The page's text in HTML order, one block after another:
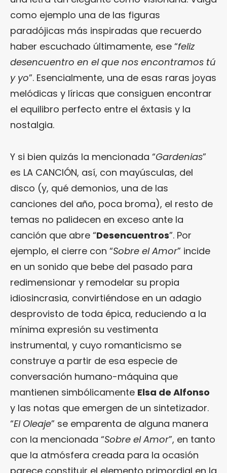
como ejemplo una de las figuras
paradójicas más inspiradas que recuerdo
haber escuchado últimamente, ese “feliz
desencuentro en el que nos encontramos tú
y yo”. Esencialmente, una de esas raras joyas
melódicas y líricas que consiguen encontrar
el equilibro perfecto entre el éxtasis y la
nostalgia.
Y si bien quizás la mencionada “Gardenias”
es LA CANCIÓN, así, con mayúsculas, del
disco (y, qué demonios, una de las
canciones del año, poca broma), el resto de
temas no palidecen en exceso ante la
canción que abre “Desencuentros”. Por
ejemplo, el cierre con “Sobre el Amor” incide
en un sonido que bebe del pasado para
redimensionar y remodelar su propia
idiosincrasia, convirtiéndose en un adagio
desprovisto de toda épica, reduciendo a la
mínima expresión su vestimenta
instrumental, y cuyo romanticismo se
construye a partir de esa especie de
conversación humano-máquina que
mantienen simbólicamente Elsa de Alfonso
y las notas que emergen de un sintetizador.
“El Oleaje” se emparenta de alguna manera
con la mencionada “Sobre el Amor”, en tanto
que la atmósfera creada para la ocasión